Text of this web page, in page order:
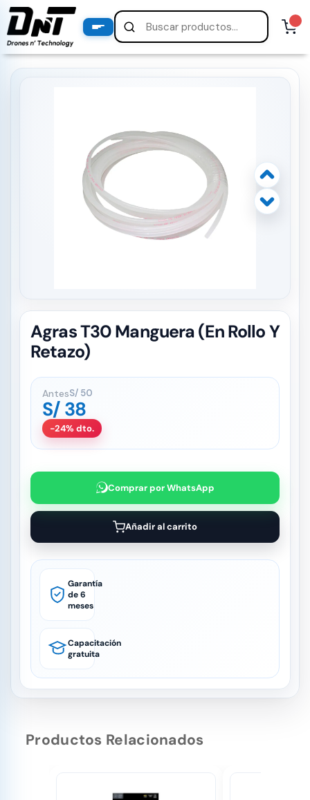
Agras T30 Manguera (En Rollo Y
Retazo)
AntesS/ 50
S/ 38
-24% dto.
Comprar por WhatsApp
Añadir al carrito
Garantía
de 6
meses
Capacitación
gratuita
Productos Relacionados
PRODUCTOS
productos destacados